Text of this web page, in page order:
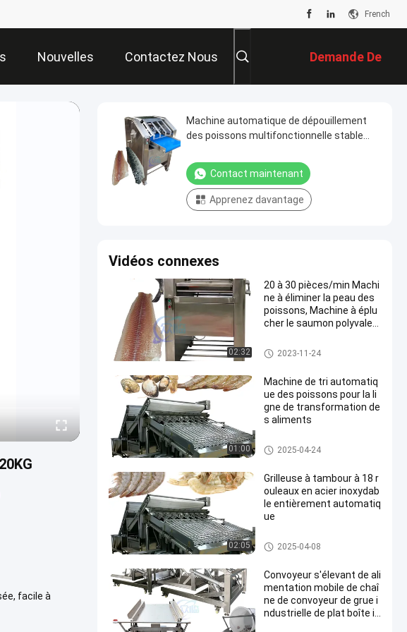
French
Nouvelles Contactez Nous Demande De
Soumission
facile à
Machine automatique de dépouillement
des poissons multifonctionnelle stable
Contact maintenant
Apprenez davantage
Vidéos connexes
02:32
20 à 30 pièces/min Machi
ne à éliminer la peau des
poissons, Machine à éplu
cher le saumon polyvalen
Poissons pelant la machine
2023-11-24
01:00
Machine de tri automatiq
ue des poissons pour la li
gne de transformation de
s aliments
Machine d'évaluation de creve
tte
2025-04-24
02:05
Grilleuse à tambour à 18 r
ouleaux en acier inoxydab
le entièrement automatiq
ue
Machine d'évaluation de creve
tte
2025-04-08
Convoyeur s'élevant de ali
mentation mobile de chaî
ne de convoyeur de grue i
ndustrielle de plat boîte is